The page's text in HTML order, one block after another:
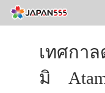
เทศกา
มิ